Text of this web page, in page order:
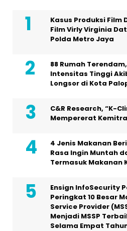
Kasus Produksi Film
Film Virly Virginia
Polda Metro Jaya
88 Rumah
Intensitas Tinggi
Longsor di Kota
C&R Research, “K-
Mempererat
4 Jenis Makanan
Rasa Ingin Muntah
Termasuk Makanan
Ensign InfoSecurity
Peringkat 10 Besar
Service Provider
Menjadi MSSP
Selama Empat